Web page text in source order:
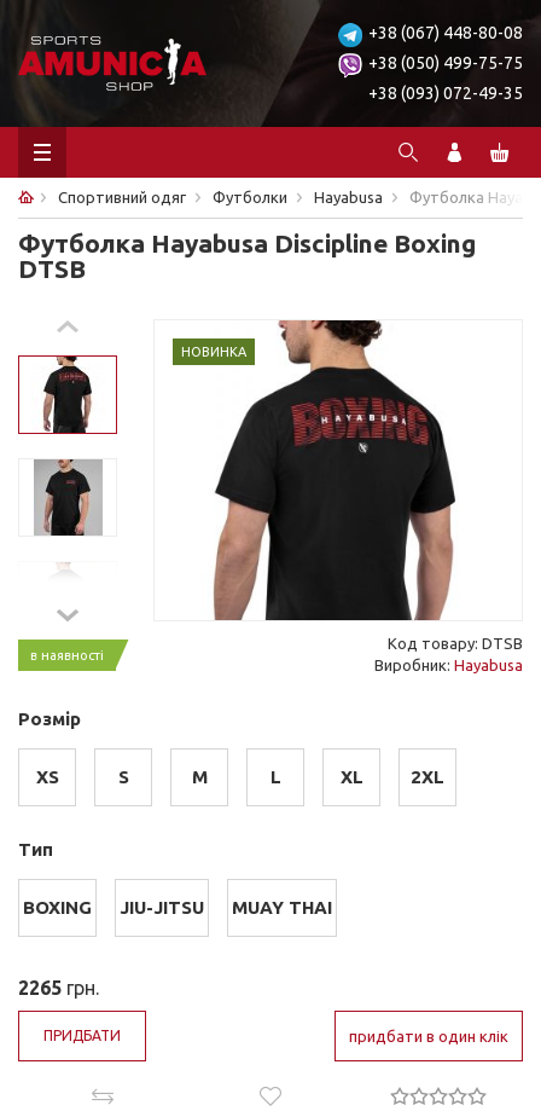
+38 (067) 448-80-08
+38 (050) 499-75-75
+38 (093) 072-49-35
Спортивний одяг Футболки Hayabusa Футболка
Футболка Hayabusa Discipline Boxing
DTSB
НОВИНКА
в наявності
Код товару: DTSB
Виробник: Hayabusa
Розмір
XS S M L XL 2XL
Тип
BOXING JIU-JITSU MUAY THAI
2265 грн.
ПРИДБАТИ придбати в один клік